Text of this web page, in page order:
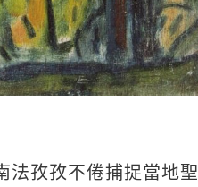
法孜孜不倦捕捉當地聖